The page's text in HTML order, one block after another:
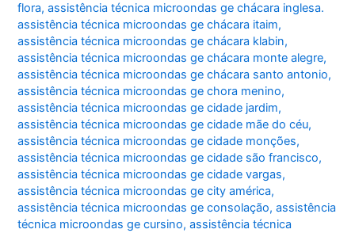
flora,assistência técnica microondas ge chácara inglesa.
assistência técnica microondas ge chácara itaim,
assistência técnica microondas ge chácara klabin,
assistência técnica microondas ge chácara monte alegre,
assistência técnica microondas ge chácara santo antonio,
assistência técnica microondas ge chora menino,
assistência técnica microondas ge cidade jardim,
assistência técnica microondas ge cidade mãe do céu,
assistência técnica microondas ge cidade monções,
assistência técnica microondas ge cidade são francisco,
assistência técnica microondas ge cidade vargas,
assistência técnica microondas ge city américa,
assistência técnica microondas ge consolação,assistência
técnica microondas ge cursino,assistência técnica